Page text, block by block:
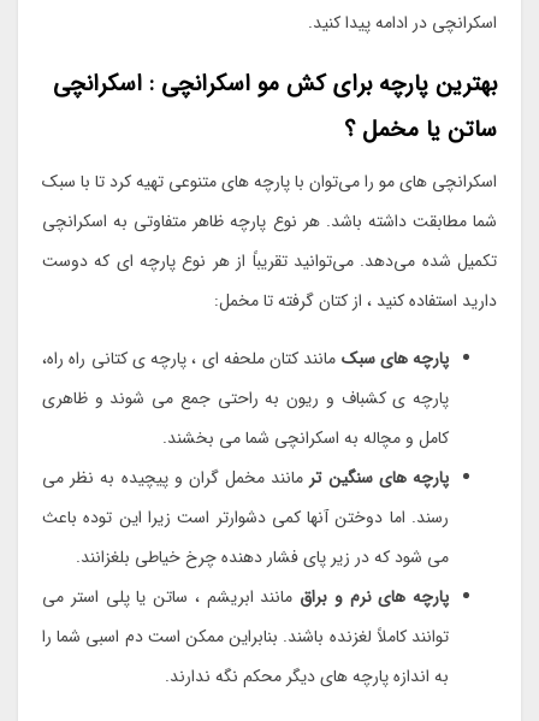
اسکرانچی در ادامه پیدا کنید.
بهترین پارچه برای کش مو اسکرانچی : اسکرانچی
ساتن یا مخمل ؟
اسکرانچی های مو را می‎‌توان با پارچه های متنوعی تهیه کرد تا با سبک
شما مطابقت داشته باشد. هر نوع پارچه ظاهر متفاوتی به اسکرانچی
تکمیل شده می‌دهد. می‌توانید تقریباً از هر نوع پارچه ای که دوست
دارید استفاده کنید ، از کتان گرفته تا مخمل:
پارچه های سبک مانند کتان ملحفه ای ، پارچه ی کتانی راه راه،
پارچه ی کشباف و ریون به راحتی جمع می شوند و ظاهری
کامل و مچاله به اسکرانچی شما می بخشند.
پارچه های سنگین تر مانند مخمل گران و پیچیده به نظر می
رسند. اما دوختن آنها کمی دشوارتر است زیرا این توده باعث
می شود که در زیر پای فشار دهنده چرخ خیاطی بلغزانند.
پارچه های نرم و براق مانند ابریشم ، ساتن یا پلی استر می
توانند کاملاً لغزنده باشند. بنابراین ممکن است دم اسبی شما را
به اندازه پارچه های دیگر محکم نگه ندارند.